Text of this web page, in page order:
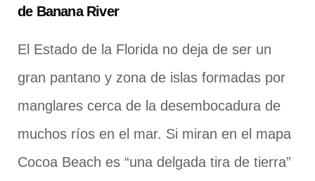
de Banana River
El Estado de la Florida no deja de ser un
gran pantano y zona de islas formadas por
manglares cerca de la desembocadura de
muchos ríos en el mar. Si miran en el mapa
Cocoa Beach es “una delgada tira de tierra”